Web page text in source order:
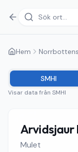
Hem
SMHI
Visar data från SMHI
Arvidsjaur
Mulet